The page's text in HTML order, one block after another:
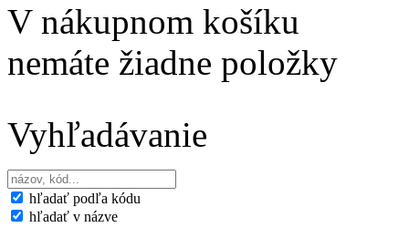
V nákupnom košíku
nemáte žiadne položky
Vyhľadávanie
hľadať podľa kódu
hľadať v názve